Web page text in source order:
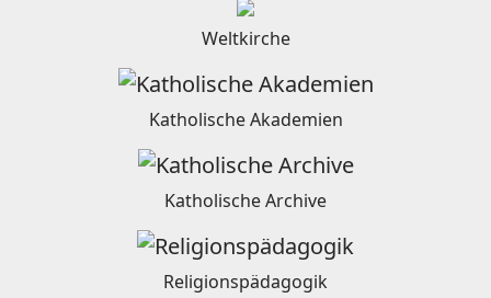
Weltkirche
Katholische Akademien
Katholische Archive
Religionspädagogik